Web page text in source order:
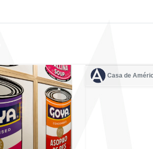
Casa de